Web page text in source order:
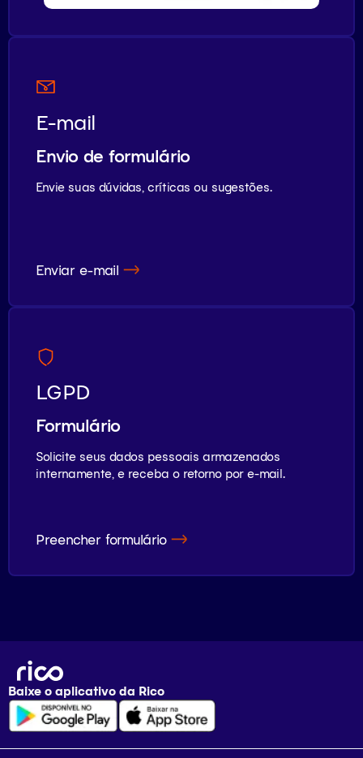
E-mail
Envio de formulário
Envie suas dúvidas, críticas ou sugestões.
Enviar e-mail
LGPD
Formulário
Solicite seus dados pessoais armazenados
internamente, e receba o retorno por e-mail.
Preencher formulário
Baixe o aplicativo da Rico